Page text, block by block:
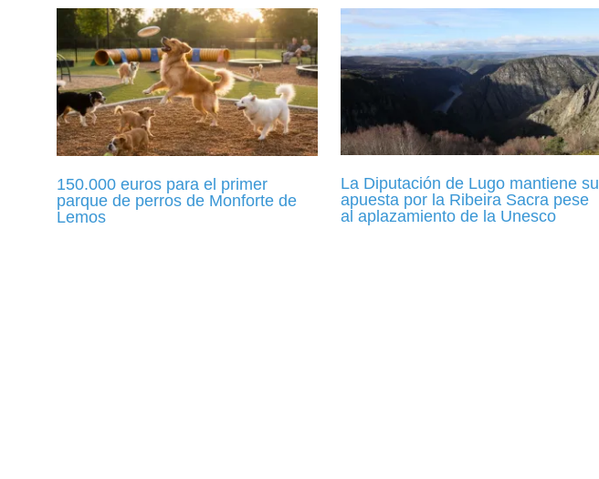
150.000 euros para el primer
parque de perros de Monforte de
Lemos
La Diputación de Lugo mantiene su
apuesta por la Ribeira Sacra pese
al aplazamiento de la Unesco